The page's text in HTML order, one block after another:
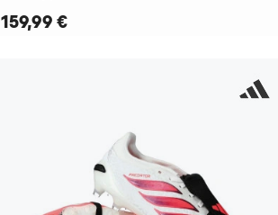
159,99 €